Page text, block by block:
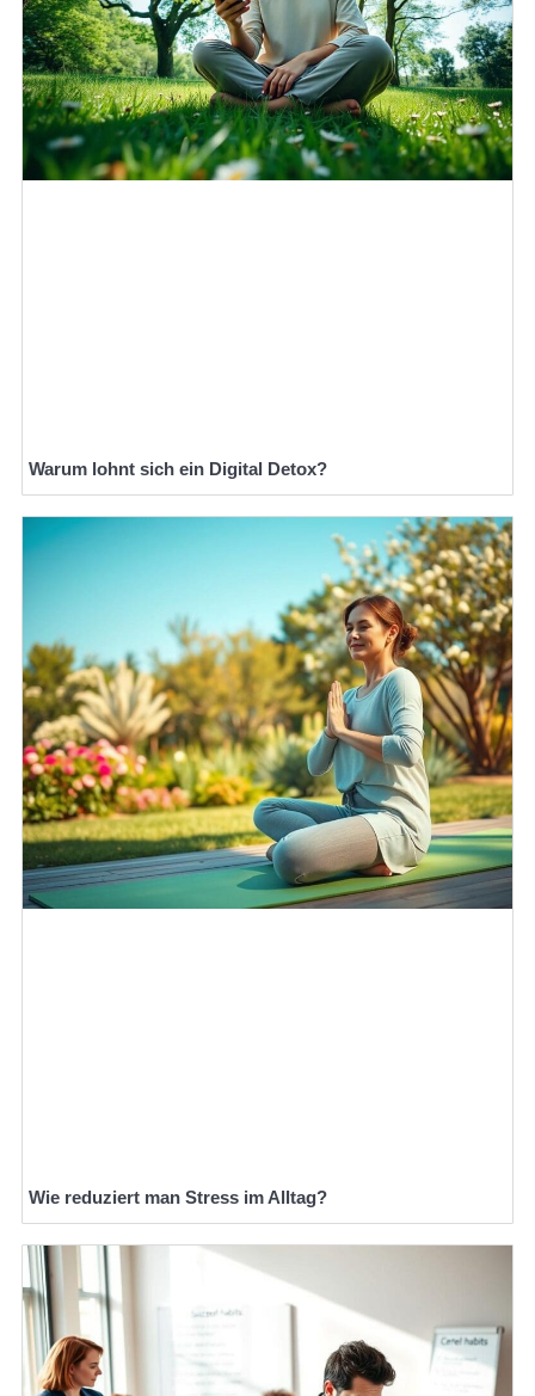
Warum lohnt sich ein Digital Detox?
Wie reduziert man Stress im Alltag?